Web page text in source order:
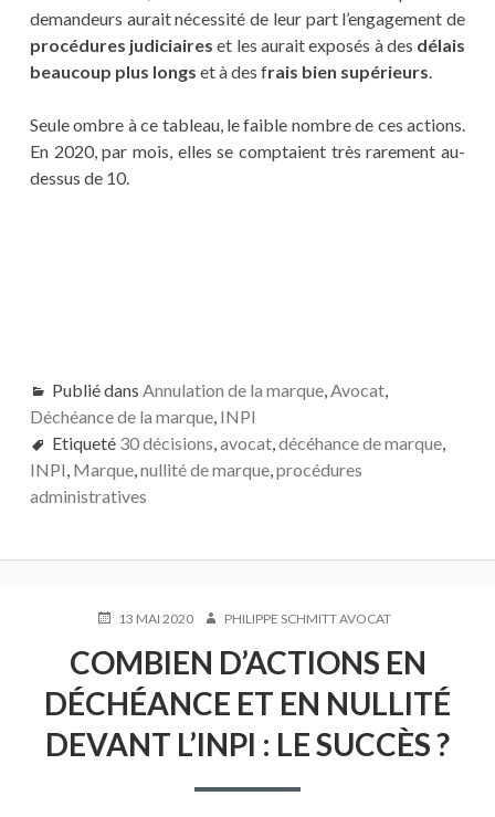
demandeurs aurait nécessité de leur part l’engagement de
procédures judiciaires et les aurait exposés à des délais
beaucoup plus longs et à des frais bien supérieurs
Seule ombre à ce tableau, le faible nombre de ces actions.
En 2020, par mois, elles se comptaient très rarement au-
dessus de 10.
Publié dans Annulation de la marque, Avocat,
Déchéance de la marque, INPI
Etiqueté 30 décisions avocat, décéhance de marque,
INPI Marque, nullité de marque, procédures
administratives
PUBLIÉ13 MAI 2020 AUTEURPHILIPPE SCHMITT AVOCAT
COMBIEN D’ACTIONS EN
DÉCHÉANCE ET EN NULLITÉ
DEVANT L’INPI : LE SUCCÈS ?